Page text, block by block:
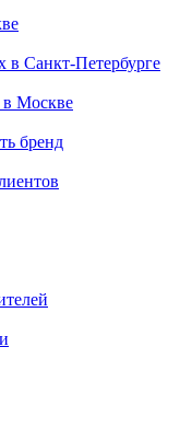
в Санкт-Петербурге
в Москве
бренд